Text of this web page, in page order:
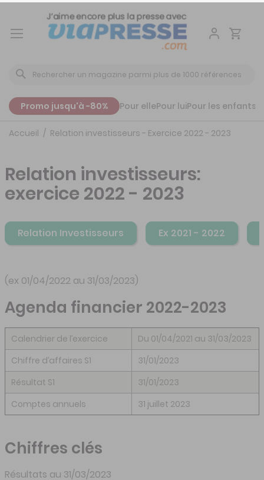
Aller
Promo jusqu'à -80% Pour ellePour luiPour les enfants
Accueil Relation investisseurs - Exercice 2022 - 2023
Relation investisseurs:
exercice 2022 - 2023
Relation Investisseurs Ex 2021 - 2022
(ex 01/04/2022 au 31/03/2023)
Agenda financier 2022-2023
Calendrier de l’exercice
Du 01/04/2021 au 31/03/2023
Chiffre d’affaires S1
31/01/2023
Résultat S1
31/01/2023
Comptes annuels
31 juillet 2023
Chiffres clés
Résultats au 31/03/2023